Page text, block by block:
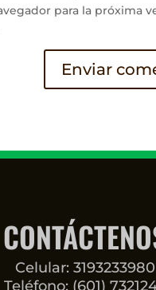
para la próxima
Celular: 3193233980
Teléfono: (601)